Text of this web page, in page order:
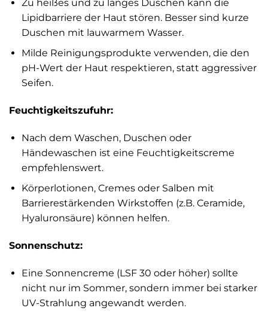
Zu heißes und zu langes Duschen kann die
Lipidbarriere der Haut stören. Besser sind kurze
Duschen mit lauwarmem Wasser.
Milde Reinigungsprodukte verwenden, die den
pH-Wert der Haut respektieren, statt aggressiver
Seifen.
Feuchtigkeitszufuhr:
Nach dem Waschen, Duschen oder
Händewaschen ist eine Feuchtigkeitscreme
empfehlenswert.
Körperlotionen, Cremes oder Salben mit
Barrierestärkenden Wirkstoffen (z.B. Ceramide,
Hyaluronsäure) können helfen.
Sonnenschutz:
Eine Sonnencreme (LSF 30 oder höher) sollte
nicht nur im Sommer, sondern immer bei starker
UV-Strahlung angewandt werden.